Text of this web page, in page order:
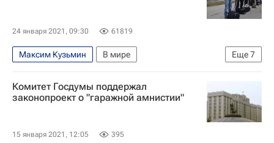
24 января 2021, 09:30 61819
Еще7
Максим Кузьмин
В мире
Верховная Рада Украины
Донецкая Народная Республика
Виктор Медведчук
Владислав Дейнего
Комитет Госдумы поддержал
законопроект о "гаражной амнистии"
15 января 2021, 12:05 395